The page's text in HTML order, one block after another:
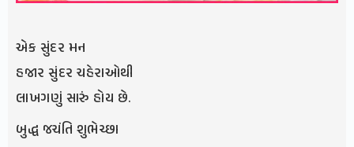
એક સુંદર મન
હજાર સુંદર ચહેરાઓથી
લાખગણું સારું હોય છે.
બુદ્ધ જચંતિ શુભેચ્છા